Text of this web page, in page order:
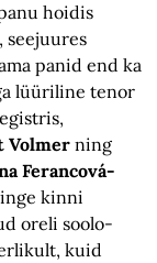
hoidis
seejuures
panid end ka
lüüriline tenor
Volmer ning
Ferancová-
kinni
oreli soolo-
kuid